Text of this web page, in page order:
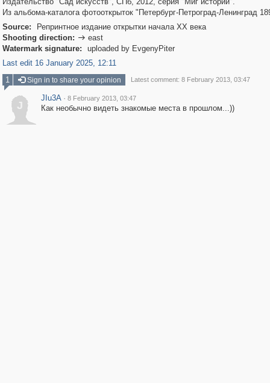
Из альбома-каталога фотооткрыток "Петербург-Петроград-Ленинград
Source:
Репринтное издание открытки начала ХХ века
Shooting direction:  east
Watermark signature:
uploaded by EvgenyPiter
Last edit 16 January 2025, 12:11
1
Sign in to share your opinion Latest comment: 8 February 2013, 03:47
J
JIu3A · 8 February 2013, 03:47
Как необычно видеть знакомые места в прошлом...))